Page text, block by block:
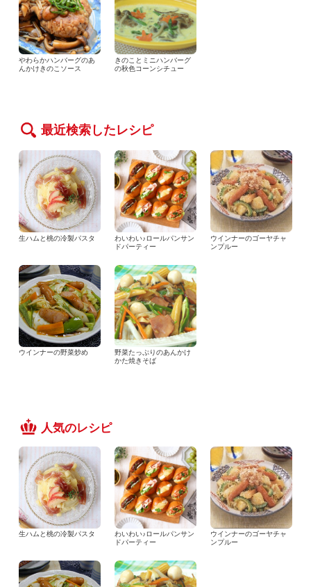
やわらかハンバーグのあ
んかけきのこソース
きのことミニハンバーグ
の秋色コーンシチュー
最近検索したレシピ
生ハムと桃の冷製パスタ
わいわい♪ロールパンサン
ドパーティー
ウインナーのゴーヤチャ
ンプルー
ウインナーの野菜炒め
野菜たっぷりのあんかけ
かた焼きそば
人気のレシピ
生ハムと桃の冷製パスタ
わいわい♪ロールパンサン
ドパーティー
ウインナーのゴーヤチャ
ンプルー